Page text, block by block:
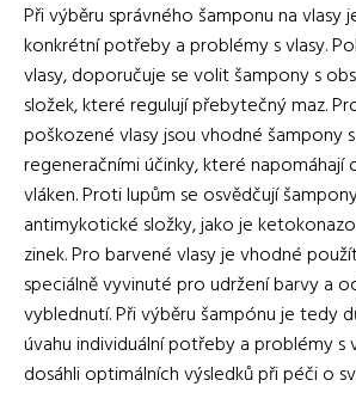
Při výběru správného šamponu na vlasy
konkrétní potřeby a problémy s vlasy.
vlasy, doporučuje se volit šampony s
složek, které regulují přebytečný maz.
poškozené vlasy jsou vhodné šampony
regeneračními účinky, které napomáhají
vláken. Proti lupům se osvědčují
antimykotické složky, jako je
zinek. Pro barvené vlasy je vhodné
speciálně vyvinuté pro udržení barvy a
vyblednutí. Při výběru šampónu je tedy
úvahu individuální potřeby a problémy s
dosáhli optimálních výsledků při péči o